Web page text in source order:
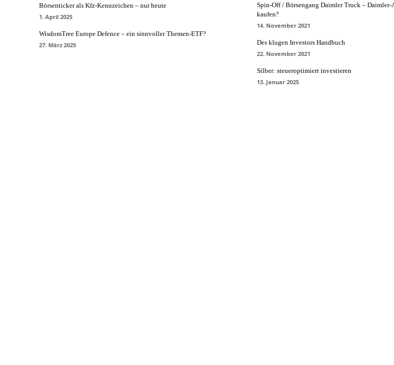
Börsenticker als Kfz-Kennzeichen – nur heute
1. April 2025
WisdomTree Europe Defence – ein sinnvoller Themen-ETF?
27. März 2025
Spin-Off / Börsengang Daimler Truck –
kaufen?
14. November 2021
Des klugen Investors Handbuch
22. November 2021
Silber: steueroptimiert investieren
13. Januar 2025